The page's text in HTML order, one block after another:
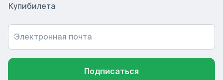
Купибилета
Электронная почта
Подписаться